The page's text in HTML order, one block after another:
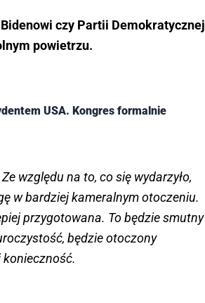
czy Partii Demokratycznej
powietrzu.
USA. Kongres formalnie
względu na to, co się wydarzyło,
w bardziej kameralnym otoczeniu.
przygotowana. To będzie smutny
będzie otoczony